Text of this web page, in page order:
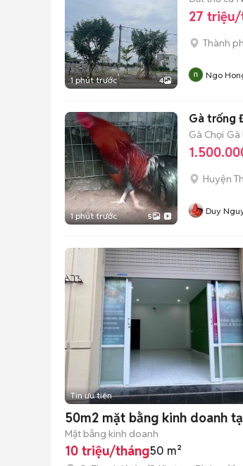
1 phút trước 4
27
Thành
Ngo
1 phút trước 5
Gà trống
Gà Chọi Gà
Huyện
Duy
Tin ưu tiên
50m2 mặt bằng kinh doanh
Mặt bằng kinh doanh
10 triệu/tháng50 m²